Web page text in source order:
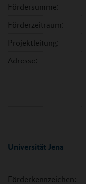
Fördersumme:
Förderzeitraum:
Projektleitung:
Adresse:
Universität Jena
Förderkennzeichen: